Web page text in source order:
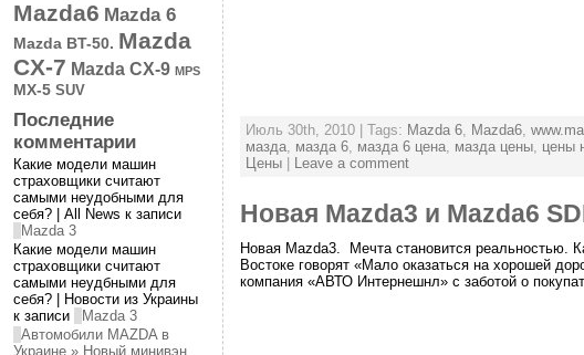
Июль 30th, 2010 | Tags: Mazda 6, Mazda6,
мазда, мазда 6, мазда 6 цена, мазда цены, цены
Цены
Leave a comment
Новая Mazda3 и Mazda6
Новая Mazda3. Мечта становится реальностью.
Востоке говорят «Мало оказаться на хорошей
компания «АВТО Интернешнл» с заботой о
Mazda6 Mazda 6
Mazda BT-50. Mazda
CX-7 Mazda CX-9 MPS
MX-5 SUV
Последние
комментарии
Какие модели машин
страховщики считают
самыми неудобными для
себя? | All News к записи
Mazda 3
Какие модели машин
страховщики считают
самыми неудбными для
себя? | Новости из Украины
к записи
Mazda 3
Автомобили MAZDA в
Украине » Новый минивэн